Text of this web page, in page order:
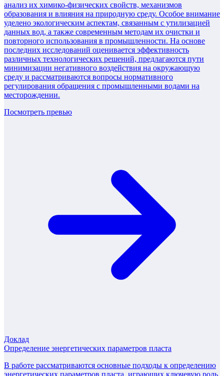
анализ их химико-физических свойств, механизмов
образования и влияния на природную среду. Особое внимание
уделено экологическим аспектам, связанным с утилизацией
данных вод, а также современным методам их очистки и
повторного использования в промышленности. На основе
последних исследований оценивается эффективность
различных технологических решений, предлагаются пути
минимизации негативного воздействия на окружающую
среду и рассматриваются вопросы нормативного
регулирования обращения с промышленными водами на
месторождении.
Посмотреть превью
Доклад
Определение энергетических параметров пласта
В работе рассматриваются основные подходы к определению
энергетических параметров пласта, играющих ключевую роль